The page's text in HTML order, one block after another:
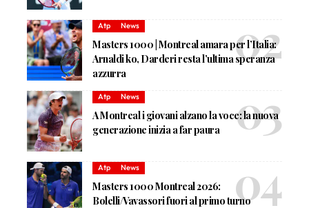
Atp News
Masters 1000 | Montreal amara per l’Italia:
Arnaldi ko, Darderi resta l’ultima speranza
azzurra
Atp News
A Montreal i giovani alzano la voce: la nuova
generazione inizia a far paura
Atp News
Masters 1000 Montreal 2026:
Bolelli/Vavassori fuori al primo turno